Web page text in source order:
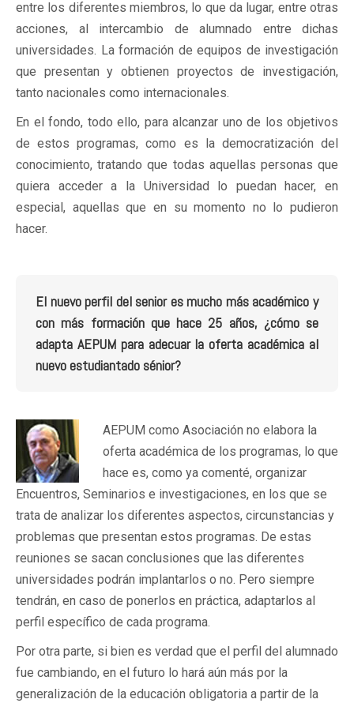
entre los diferentes miembros, lo que da lugar, entre otras
acciones, al intercambio de alumnado entre dichas
universidades. La formación de equipos de investigación
que presentan y obtienen proyectos de investigación,
tanto nacionales como internacionales.
En el fondo, todo ello, para alcanzar uno de los objetivos
de estos programas, como es la democratización del
conocimiento, tratando que todas aquellas personas que
quiera acceder a la Universidad lo puedan hacer, en
especial, aquellas que en su momento no lo pudieron
hacer.
El nuevo perfil del senior es mucho más académico y
con más formación que hace 25 años, ¿cómo se
adapta AEPUM para adecuar la oferta académica al
nuevo estudiantado sénior?
AEPUM como Asociación no elabora la
oferta académica de los programas, lo que
hace es, como ya comenté, organizar
Encuentros, Seminarios e investigaciones, en los que se
trata de analizar los diferentes aspectos, circunstancias y
problemas que presentan estos programas. De estas
reuniones se sacan conclusiones que las diferentes
universidades podrán implantarlos o no. Pero siempre
tendrán, en caso de ponerlos en práctica, adaptarlos al
perfil específico de cada programa.
Por otra parte, si bien es verdad que el perfil del alumnado
fue cambiando, en el futuro lo hará aún más por la
generalización de la educación obligatoria a partir de la